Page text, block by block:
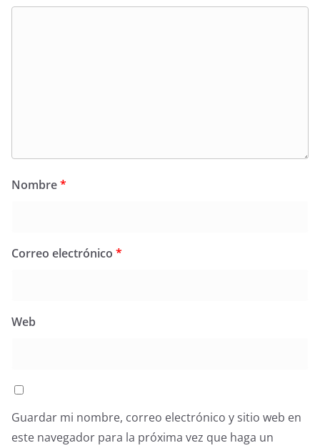
Nombre*
Correo electrónico *
Web
Guardar mi nombre, correo electrónico y sitio web en
este navegador para la próxima vez que haga un